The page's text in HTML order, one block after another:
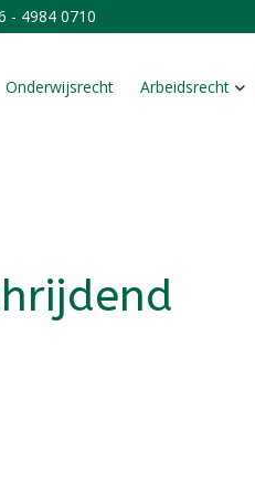
- 4984 0710
Onderwijsrecht Arbeidsrecht